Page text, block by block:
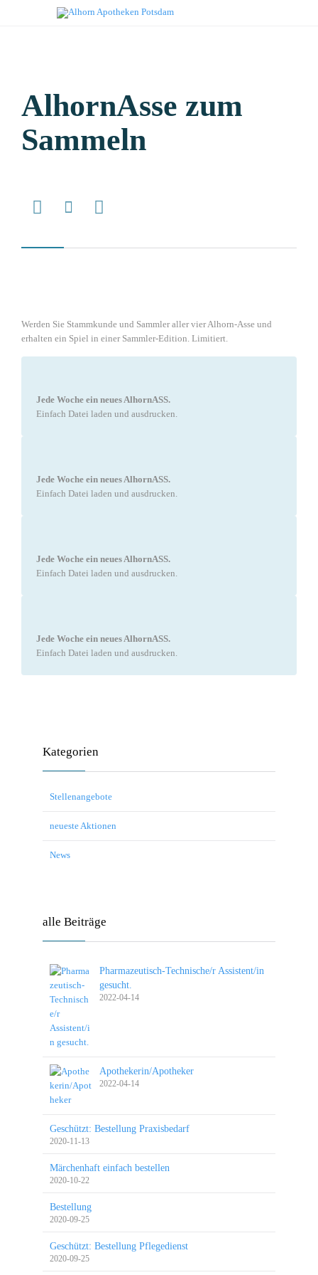
AlhornAsse zum
Sammeln
  
Werden Sie Stammkunde und Sammler aller vier Alhorn-Asse und
erhalten ein Spiel in einer Sammler-Edition. Limitiert.
Jede Woche ein neues AlhornASS.
Einfach Datei laden und ausdrucken.
Jede Woche ein neues AlhornASS.
Einfach Datei laden und ausdrucken.
Jede Woche ein neues AlhornASS.
Einfach Datei laden und ausdrucken.
Jede Woche ein neues AlhornASS.
Einfach Datei laden und ausdrucken.
Kategorien
Stellenangebote
neueste Aktionen
News
alle Beiträge
Pharmazeutisch-Technische/r Assistent/in
gesucht.
2022-04-14
Apothekerin/Apotheker
2022-04-14
Geschützt: Bestellung Praxisbedarf
2020-11-13
Märchenhaft einfach bestellen
2020-10-22
Bestellung
2020-09-25
Geschützt: Bestellung Pflegedienst
2020-09-25